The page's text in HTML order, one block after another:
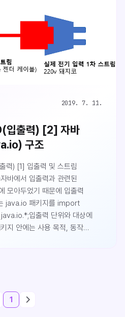
2019. 7. 11.
출력) [2] 자바
구조
력) [1] 입출력 및 스트림
바에서 입출력과 관련된
모아두었기 때문에 입출력
java.io 패키지를 import
입출력 단위와 대상에
지 안에는 사용 목적, 동작
있습니다..
1